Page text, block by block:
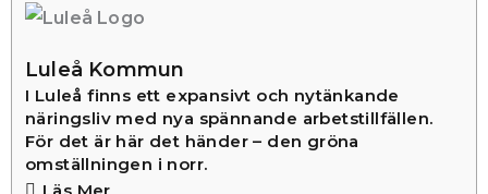
Luleå Kommun
I Luleå finns ett expansivt och nytänkande
näringsliv med nya spännande arbetstillfällen.
För det är här det händer – den gröna
omställningen i norr.